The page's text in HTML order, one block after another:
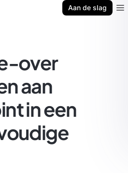
Aan de slag
over
aan
in een